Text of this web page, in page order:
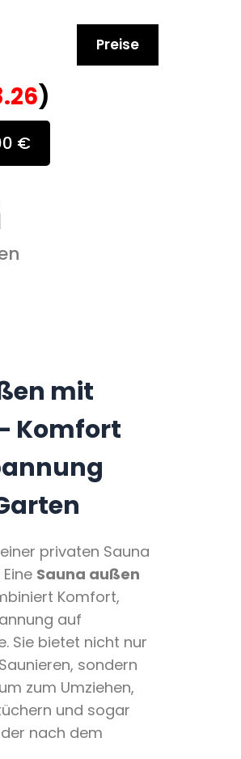
Preise
)
€
mit
Komfort
privaten Sauna
Sauna außen
Komfort,
auf
Sie bietet nicht nur
sondern
zum Umziehen,
und sogar
nach dem